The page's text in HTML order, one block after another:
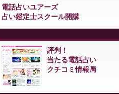
電話占いユアーズ
占い鑑定士スクール開講
評判！
当たる電話占い
クチコミ情報局